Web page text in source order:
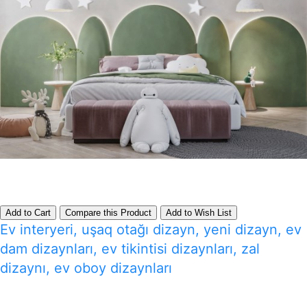
Add to Cart Compare this Product Add to Wish List
Ev interyeri, uşaq otağı dizayn, yeni dizayn, ev
dam dizaynları, ev tikintisi dizaynları, zal
dizaynı, ev oboy dizaynları